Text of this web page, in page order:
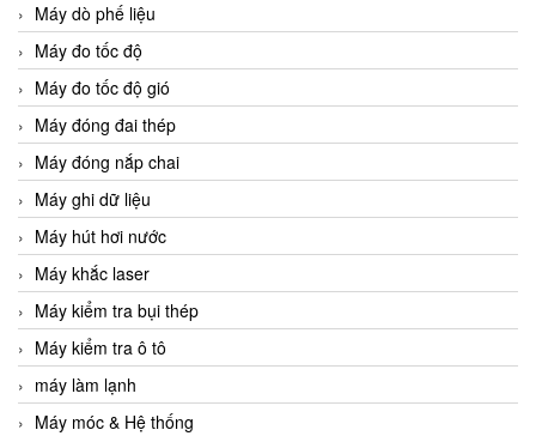
Máy dò phế liệu
Máy đo tốc độ
Máy đo tốc độ gió
Máy đóng đai thép
Máy đóng nắp chai
Máy ghi dữ liệu
Máy hút hơi nước
Máy khắc laser
Máy kiểm tra bụi thép
Máy kiểm tra ô tô
máy làm lạnh
Máy móc & Hệ thống